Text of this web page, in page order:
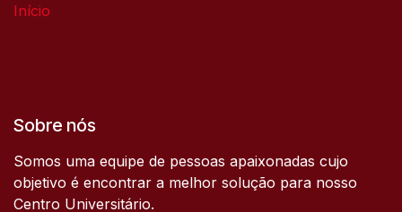
Início
Sobre nós
Somos uma equipe de pessoas apaixonadas cujo
objetivo é encontrar a melhor solução para nosso
Centro Universitário.